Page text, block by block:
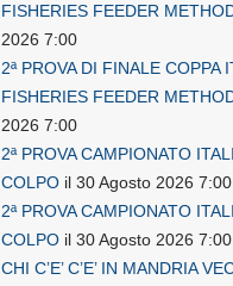
FISHERIES FEEDER
2026 7:00
2ª PROVA DI FINALE COPPA
FISHERIES FEEDER
2026 7:00
2ª PROVA CAMPIONATO
COLPO il 30 Agosto 2026 7:00
2ª PROVA CAMPIONATO
COLPO il 30 Agosto 2026 7:00
CHI C’E’ C’E’ IN MANDRIA